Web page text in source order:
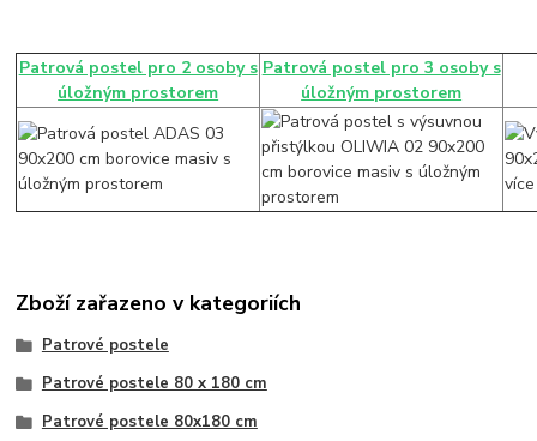
Patrová postel pro 2 osoby s
úložným prostorem
Patrová postel pro 3 osoby s
úložným prostorem
Zboží zařazeno v kategoriích
Patrové postele
Patrové postele 80 x 180 cm
Patrové postele 80x180 cm